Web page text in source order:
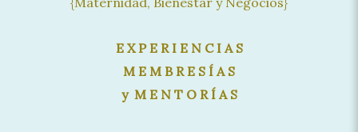
E X P E R I E N C I A S
M E M B R E S Í A S
y M E N T O R Í A S